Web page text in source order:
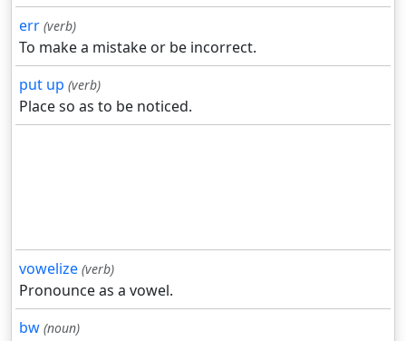
err (verb)
To make a mistake or be incorrect.
put up (verb)
Place so as to be noticed.
vowelize (verb)
Pronounce as a vowel.
bw (noun)